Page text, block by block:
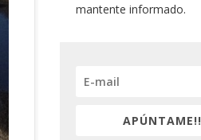
mantente informado.
APÚNTAME!!